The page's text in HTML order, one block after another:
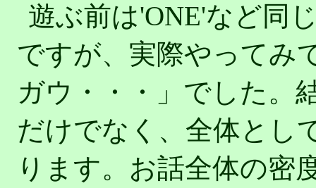
遊ぶ前は'ONE'など同
ですが、実際やってみ
ガウ・・・」でした。
だけでなく、全体とし
ります。お話全体の密